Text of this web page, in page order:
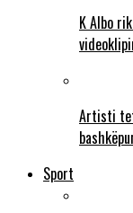
K Albo
Artisti
Sport